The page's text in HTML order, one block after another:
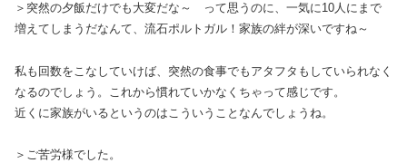
＞突然の夕飯だけでも大変だな～ って思うのに、一気に10人にまで
増えてしまうだなんて、流石ポルトガル！家族の絆が深いですね～
私も回数をこなしていけば、突然の食事でもアタフタもしていられなく
なるのでしょう。これから慣れていかなくちゃって感じです。
近くに家族がいるというのはこういうことなんでしょうね。
＞ご苦労様でした。